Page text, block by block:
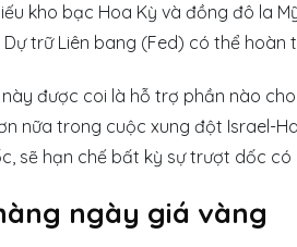
kho bạc Hoa Kỳ và đồng đô la
trữ Liên bang (Fed) có thể hoàn
được coi là hỗ trợ phần nào
nữa trong cuộc xung đột Israel-
sẽ hạn chế bất kỳ sự trượt dốc
ngày giá vàng